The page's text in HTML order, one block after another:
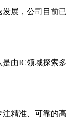
展，公司目前
由IC领域探索
注精准、可靠的